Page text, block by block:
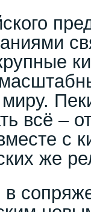
всё –
с
же